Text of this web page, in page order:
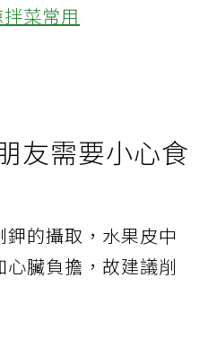
菜常用
友需要小心食
的攝取，水果皮中
臟負擔，故建議削